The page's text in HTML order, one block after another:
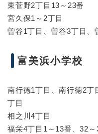
東菅野2丁目13～23番
宮久保1～2丁目
曽谷1丁目、曽谷3丁目、
富美浜小学校
南行徳1丁目、南行徳2丁
丁目
相之川4丁目
福栄4丁目1～13番、32～